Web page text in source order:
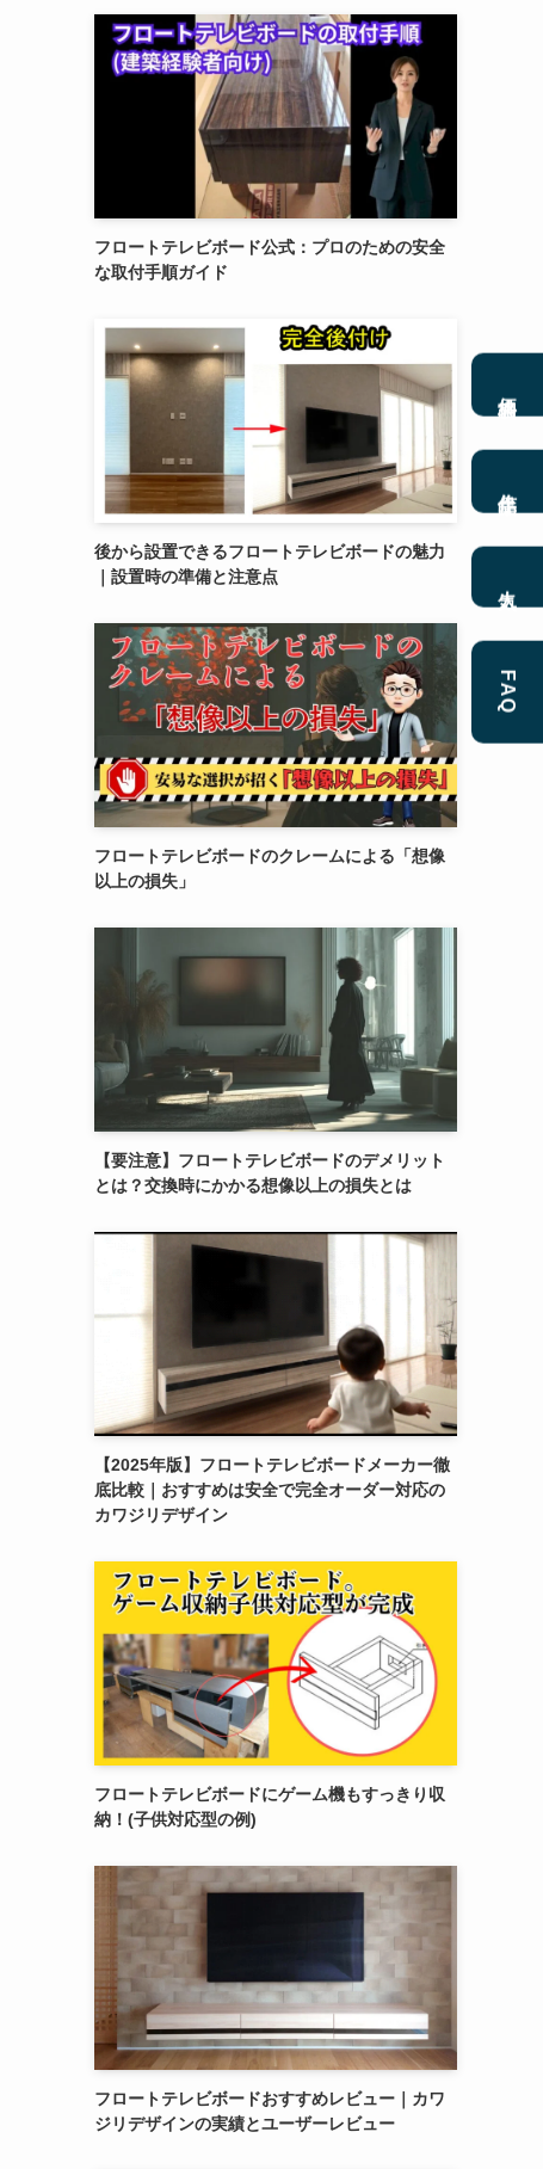
フロートテレビボード公式：プロのための安全
な取付手順ガイド
後から設置できるフロートテレビボードの魅力
｜設置時の準備と注意点
フロートテレビボードのクレームによる「想像
以上の損失」
【要注意】フロートテレビボードのデメリット
とは？交換時にかかる想像以上の損失とは
【2025年版】フロートテレビボードメーカー徹
底比較｜おすすめは安全で完全オーダー対応の
カワジリデザイン
フロートテレビボードにゲーム機もすっきり収
納！(子供対応型の例)
フロートテレビボードおすすめレビュー｜カワ
ジリデザインの実績とユーザーレビュー
FAQ